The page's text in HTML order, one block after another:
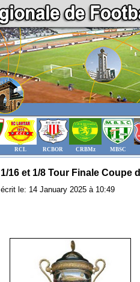
RCL RCBOR CRBMz MBSC
1/16 et 1/8 Tour Finale Coupe
écrit le: 14 January 2025 à 10:49